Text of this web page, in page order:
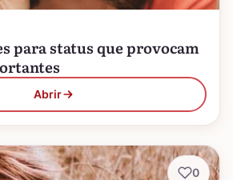
para status que provocam
Abrir
0